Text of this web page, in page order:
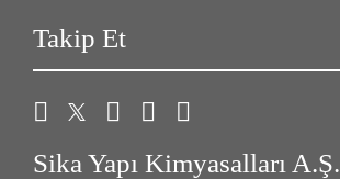
Takip Et
Sika Yapı Kimyasalları A.Ş.